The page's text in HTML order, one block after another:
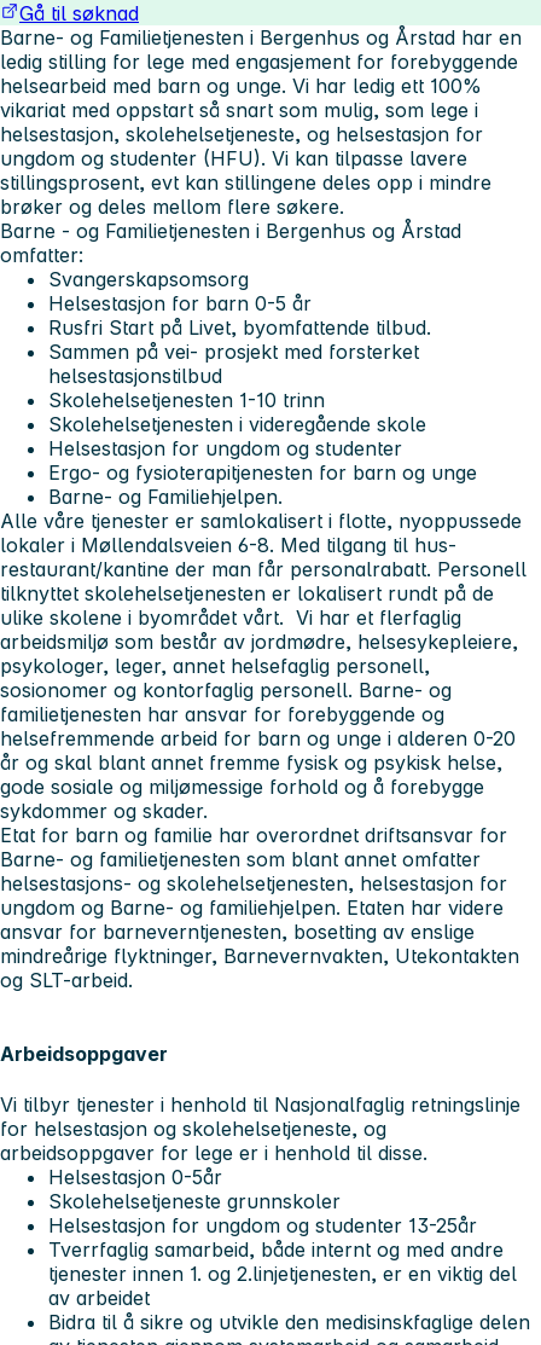
Gå til søknad
Barne- og Familietjenesten i Bergenhus og Årstad har en
ledig stilling for lege med engasjement for forebyggende
helsearbeid med barn og unge. Vi har ledig ett 100%
vikariat med oppstart så snart som mulig, som lege i
helsestasjon, skolehelsetjeneste, og helsestasjon for
ungdom og studenter (HFU). Vi kan tilpasse lavere
stillingsprosent, evt kan stillingene deles opp i mindre
brøker og deles mellom flere søkere.
Barne - og Familietjenesten i Bergenhus og Årstad
omfatter:
Svangerskapsomsorg
Helsestasjon for barn 0-5 år
Rusfri Start på Livet, byomfattende tilbud.
Sammen på vei- prosjekt med forsterket
helsestasjonstilbud
Skolehelsetjenesten 1-10 trinn
Skolehelsetjenesten i videregående skole
Helsestasjon for ungdom og studenter
Ergo- og fysioterapitjenesten for barn og unge
Barne- og Familiehjelpen.
Alle våre tjenester er samlokalisert i flotte, nyoppussede
lokaler i Møllendalsveien 6-8. Med tilgang til hus-
restaurant/kantine der man får personalrabatt. Personell
tilknyttet skolehelsetjenesten er lokalisert rundt på de
ulike skolene i byområdet vårt. Vi har et flerfaglig
arbeidsmiljø som består av jordmødre, helsesykepleiere,
psykologer, leger, annet helsefaglig personell,
sosionomer og kontorfaglig personell. Barne- og
familietjenesten har ansvar for forebyggende og
helsefremmende arbeid for barn og unge i alderen 0-20
år og skal blant annet fremme fysisk og psykisk helse,
gode sosiale og miljømessige forhold og å forebygge
sykdommer og skader.
Etat for barn og familie har overordnet driftsansvar for
Barne- og familietjenesten som blant annet omfatter
helsestasjons- og skolehelsetjenesten, helsestasjon for
ungdom og Barne- og familiehjelpen. Etaten har videre
ansvar for barneverntjenesten, bosetting av enslige
mindreårige flyktninger, Barnevernvakten, Utekontakten
og SLT-arbeid.
Arbeidsoppgaver
Vi tilbyr tjenester i henhold til Nasjonalfaglig retningslinje
for helsestasjon og skolehelsetjeneste, og
arbeidsoppgaver for lege er i henhold til disse.
Helsestasjon 0-5år
Skolehelsetjeneste grunnskoler
Helsestasjon for ungdom og studenter 13-25år
Tverrfaglig samarbeid, både internt og med andre
tjenester innen 1. og 2.linjetjenesten, er en viktig del
av arbeidet
Bidra til å sikre og utvikle den medisinskfaglige delen